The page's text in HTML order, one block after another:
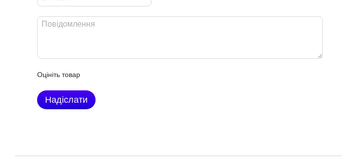
Оцініть товар
Надіслати